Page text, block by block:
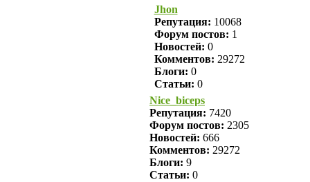
Jhon
Репутация: 10068
Форум постов: 1
Новостей: 0
Комментов: 29272
Блоги: 0
Статьи: 0
Nice_biceps
Репутация: 7420
Форум постов: 2305
Новостей: 666
Комментов: 29272
Блоги: 9
Статьи: 0